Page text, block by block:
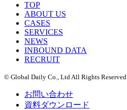
TOP
ABOUT US
CASES
SERVICES
NEWS
INBOUND DATA
RECRUIT
© Global Daily Co., Ltd All Rights Reserved
お問い合わせ
資料ダウンロード